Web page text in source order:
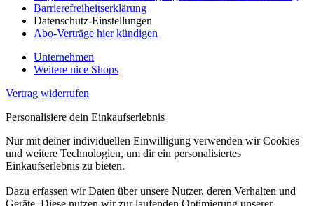
Barrierefreiheitserklärung
Datenschutz-Einstellungen
Abo-Verträge hier kündigen
Unternehmen
Weitere nice Shops
Vertrag widerrufen
Personalisiere dein Einkaufserlebnis
Nur mit deiner individuellen Einwilligung verwenden wir Cookies
und weitere Technologien, um dir ein personalisiertes
Einkaufserlebnis zu bieten.
Dazu erfassen wir Daten über unsere Nutzer, deren Verhalten und
Geräte. Diese nutzen wir zur laufenden Optimierung unserer